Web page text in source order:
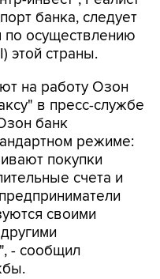
банка, следует
по осуществлению
этой страны.
на работу Озон
в пресс-службе
банк
режиме:
покупки
счета и
своими
- сообщил